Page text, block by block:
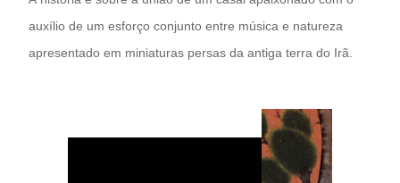
auxílio de um esforço conjunto entre música e natureza
apresentado em miniaturas persas da antiga terra do Irã.